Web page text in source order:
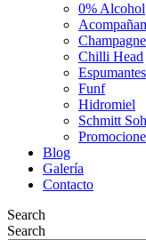
0% Alcohol
Champagne
Chilli Head
Espumantes
Funf
Hidromiel
Schmitt
Blog
Galería
Contacto
Search
Search